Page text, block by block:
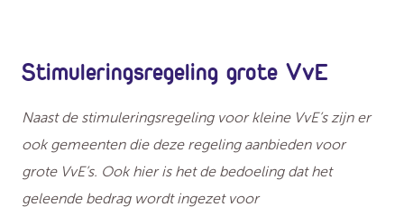
Stimuleringsregeling grote VvE
Naast de stimuleringsregeling voor kleine VvE’s zijn er
ook gemeenten die deze regeling aanbieden voor
grote VvE’s. Ook hier is het de bedoeling dat het
geleende bedrag wordt ingezet voor